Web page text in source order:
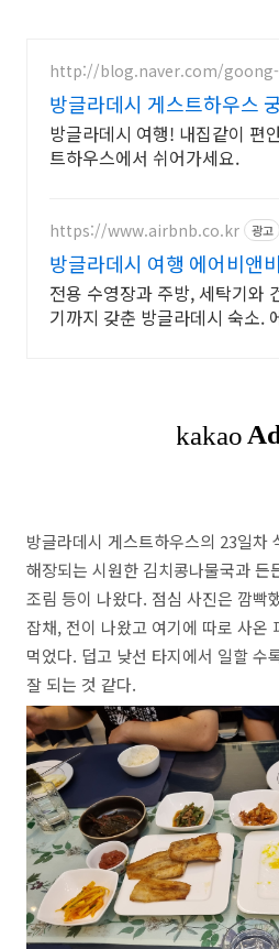
http://blog.naver.com/
방글라데시 게스트하우스
방글라데시 여행! 내집같이 편
트하우스에서 쉬어가세요.
https://www.airbnb.co.kr 광고
방글라데시 여행 에어비앤
글라데시에서 살아보기
전용 수영장과 주방, 세탁기와
기까지 갖춘 방글라데시 숙소.
방글라데시 게스트하우스의 23일차
해장되는 시원한 김치콩나물국과 든
조림 등이 나왔다. 점심 사진은 깜빡
잡채, 전이 나왔고 여기에 따로 사온
먹었다. 덥고 낮선 타지에서 일할 수
잘 되는 것 같다.